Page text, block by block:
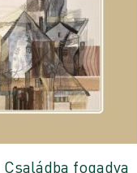
Családba fogadva